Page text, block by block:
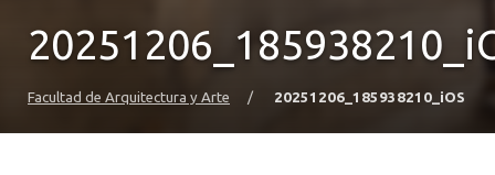
Facultad de Arquitectura y Arte / 20251206_185938210_iOS